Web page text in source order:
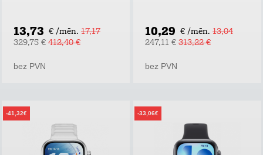
13,73 € /mēn. 17,17
329,75 € 412,40 €
bez PVN
10,29 € /mēn. 13,04
247,11 € 313,22 €
bez PVN
-41,32€ -33,06€